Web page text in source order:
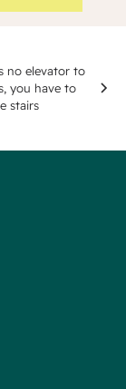
no elevator to
you have to
stairs